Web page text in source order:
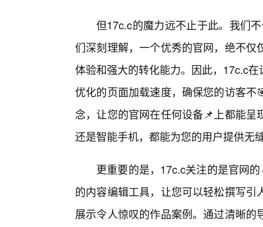
但17c.c的魔力远不止于此。我们
们深刻理解，一个优秀的官网，绝不
体验和强大的转化能力。因此，17c.c
优化的页面加载速度，确保您的访客
念，让您的官网在任何设备📌上都能
还是智能手机，都能为您的用户提供无
更重要的是，17c.c关注的是官网
的内容编辑工具，让您可以轻松撰写
展示令人惊叹的作品案例。通过清晰